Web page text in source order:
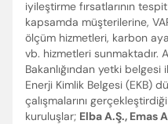
Enter’a
iyileştirme fırsatlarının
kapsamda müşterilerine,
ölçüm hizmetleri, karbon
vb. hizmetleri sunmaktadır.
Bakanlığından yetki
Enerji Kimlik Belgesi (EKB)
çalışmalarını
kuruluşlar; Elba A.Ş., Emas